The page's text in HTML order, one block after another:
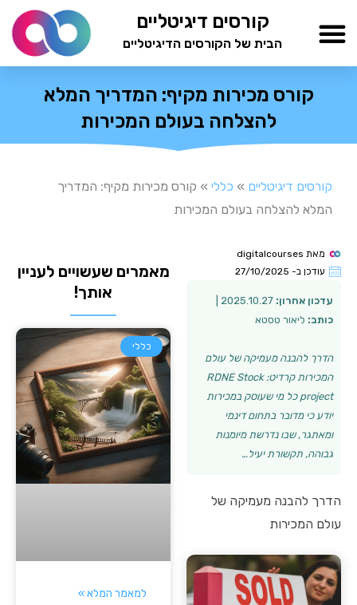
לתוכן
קורסים דיגיטליים
הבית של הקורסים הדיגיטליים
קורס מכירות מקיף: המדריך המלא
להצלחה בעולם המכירות
קורסים דיגיטליים » כללי » קורס מכירות מקיף: המדריך
המלא להצלחה בעולם המכירות
מאת
עודכן ב- 27/10/2025
עדכון אחרון:
כותב: ליאור טסטא
הדרך להבנה מעמיקה של עולם
המכירות קרדיט: RDNE Stock
project כל מי שעוסק במכירות
יודע כי מדובר בתחום דינמי
ומאתגר, שבו נדרשת מיומנות
גבוהה, תקשורת יעיל…
הדרך להבנה מעמיקה של
עולם המכירות
מאמרים שעשויים לעניין
אותך!
כללי
למאמר המלא »